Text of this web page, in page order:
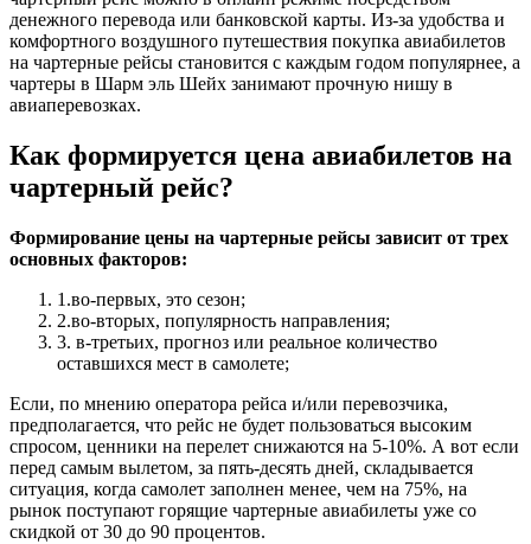
денежного перевода или банковской карты. Из-за удобства и
комфортного воздушного путешествия покупка авиабилетов
на чартерные рейсы становится с каждым годом популярнее, а
чартеры в Шарм эль Шейх занимают прочную нишу в
авиаперевозках.
Как формируется цена авиабилетов на
чартерный рейс?
Формирование цены на чартерные рейсы зависит от трех
основных факторов:
1.во-первых, это сезон;
2.во-вторых, популярность направления;
3. в-третьих, прогноз или реальное количество
оставшихся мест в самолете;
Если, по мнению оператора рейса и/или перевозчика,
предполагается, что рейс не будет пользоваться высоким
спросом, ценники на перелет снижаются на 5-10%. А вот если
перед самым вылетом, за пять-десять дней, складывается
ситуация, когда самолет заполнен менее, чем на 75%, на
рынок поступают горящие чартерные авиабилеты уже со
скидкой от 30 до 90 процентов.